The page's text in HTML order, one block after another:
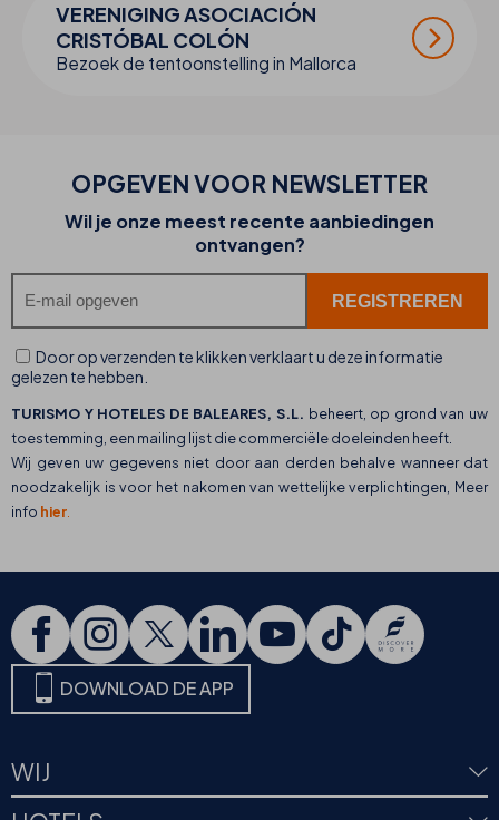
VERENIGING ASOCIACIÓN
CRISTÓBAL COLÓN
Bezoek de tentoonstelling in Mallorca
OPGEVEN VOOR NEWSLETTER
Wil je onze meest recente aanbiedingen
ontvangen?
Door op verzenden te klikken verklaart u deze informatie
gelezen te hebben.
TURISMO Y HOTELES DE BALEARES, S.L. beheert, op grond van uw
toestemming, een mailing lijst die commerciële doeleinden heeft.
Wij geven uw gegevens niet door aan derden behalve wanneer dat
noodzakelijk is voor het nakomen van wettelijke verplichtingen, Meer
info hier
DOWNLOAD DE APP
WIJ